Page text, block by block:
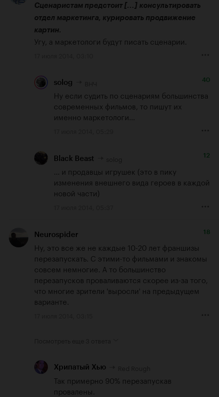
Сценаристам предстоит [...] консультировать
отдел маркетинга, курировать продвижение
картин.
Угу, а маркетологи будут писать сценарии.
solog 40
Ну если судить по сценариям большинства
современных фильмов, то пишут их
именно маркетологи...
Black Beast 12
... и продавцы игрушек (это в пику
изменения внешнего вида героев в каждой
новой части)
Neurospider 18
Ну, это все же не каждые 10-20 лет франшизы
перезапускать. С этими-то фильмами и знакомы
совсем немногие. А то большинство
перезапусков проваливаются скорее из-за того,
что многие зрители 'выросли' на предыдущем
варианте.
Хрипатый Хью
Так примерно 90% перезапускав
провалены.